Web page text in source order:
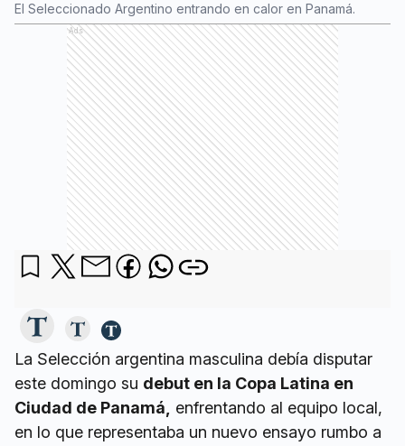
El Seleccionado Argentino entrando en calor en Panamá.
Ads
La Selección argentina masculina debía disputar
este domingo su debut en la Copa Latina en
Ciudad de Panamá, enfrentando al equipo local,
en lo que representaba un nuevo ensayo rumbo a